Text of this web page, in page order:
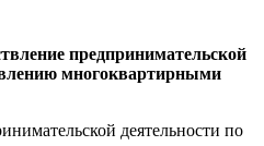
предпринимательской
многоквартирными
деятельности по